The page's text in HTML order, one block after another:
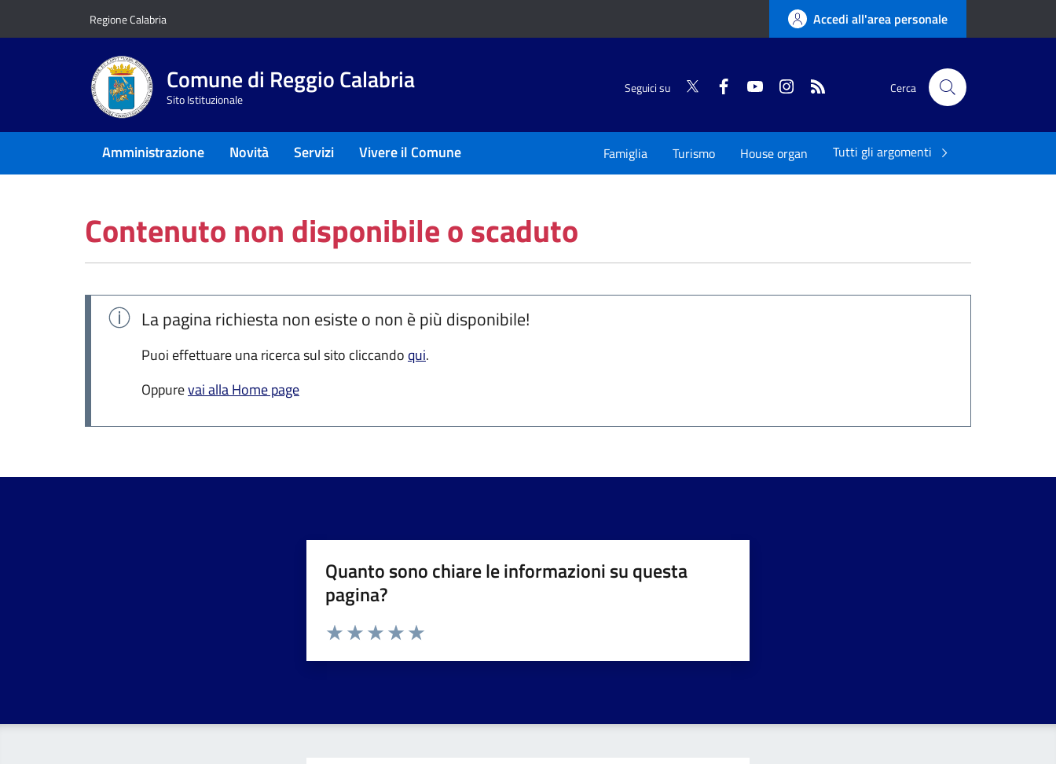
Regione Calabria Accedi all'area personale
Comune di Reggio Calabria
Sito Istituzionale
Seguici su Twitter FacebookYouTubeInstagram Cerca
Amministrazione Novità Servizi Vivere il Comune Famiglia Turismo House organ Tutti gli argomenti
Contenuto non disponibile o scaduto
La pagina richiesta non esiste o non è più disponibile!
Puoi effettuare una ricerca sul sito cliccando qui.
Oppurevai alla Home page
Quanto sono chiare le informazioni su questa
pagina?
Valuta da 1 a 5 stelle la pagina